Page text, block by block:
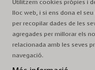
:
Adreça: c. del Prat, 16, 17430
A/e:cultura@scf.cat
Sitemap
Utilitzem cookies pròpies i
lloc web, i si ens dona el
per recopilar dades de les
agregades per millorar els
relacionada amb les seves
navegació.